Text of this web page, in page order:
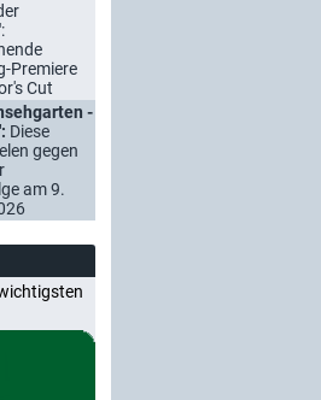
Premiere
Cut
-
Diese
gegen
am 9.